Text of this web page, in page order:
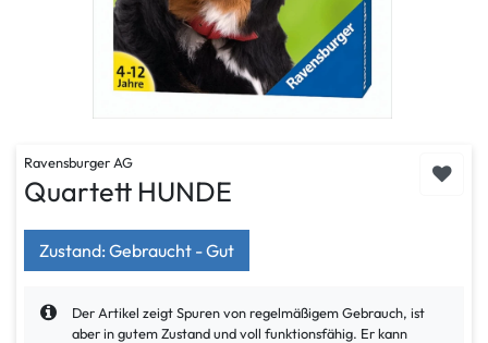
Ravensburger AG
Quartett HUNDE
Zustand: Gebraucht - Gut
Der Artikel zeigt Spuren von regelmäßigem Gebrauch, ist
aber in gutem Zustand und voll funktionsfähig. Er kann